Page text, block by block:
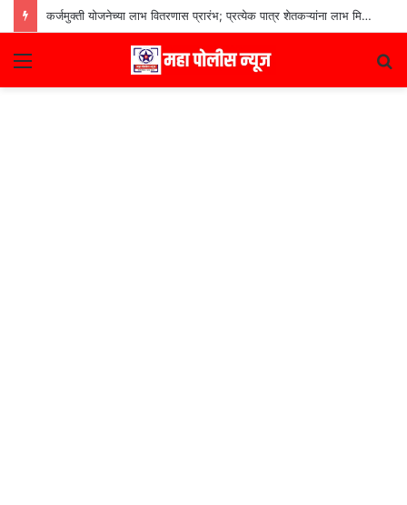
कर्जमुक्ती योजनेच्या लाभ वितरणास प्रारंभ; प्रत्येक पात्र शेतकऱ्यांना लाभ मिळणार– मुख्यमंत्री देवेंद्र फडणवीस
Menu